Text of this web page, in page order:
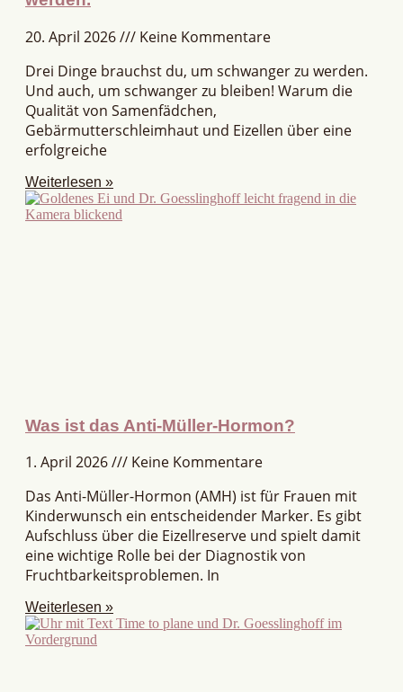
20. April 2026
Keine Kommentare
Drei Dinge brauchst du, um schwanger zu werden.
Und auch, um schwanger zu bleiben! Warum die
Qualität von Samenfädchen,
Gebärmutterschleimhaut und Eizellen über eine
erfolgreiche
Weiterlesen »
Was ist das Anti-Müller-Hormon?
1. April 2026
Keine Kommentare
Das Anti-Müller-Hormon (AMH) ist für Frauen mit
Kinderwunsch ein entscheidender Marker. Es gibt
Aufschluss über die Eizellreserve und spielt damit
eine wichtige Rolle bei der Diagnostik von
Fruchtbarkeitsproblemen. In
Weiterlesen »